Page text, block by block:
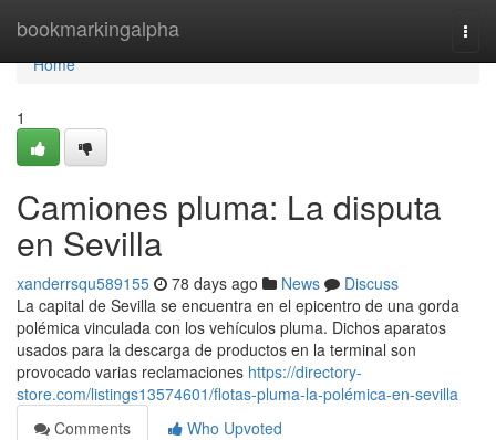
bookmarkingalpha
Home
Home
1
Camiones pluma: La disputa
en Sevilla
xanderrsqu589155 78 days ago News
Discuss
La capital de Sevilla se encuentra en el epicentro de una gorda
polémica vinculada con los vehículos pluma. Dichos aparatos
usados para la descarga de productos en la terminal son
provocado varias reclamaciones https://directory-
store.com/listings13574601/flotas-pluma-la-polémica-en-sevilla
Comments
Who Upvoted